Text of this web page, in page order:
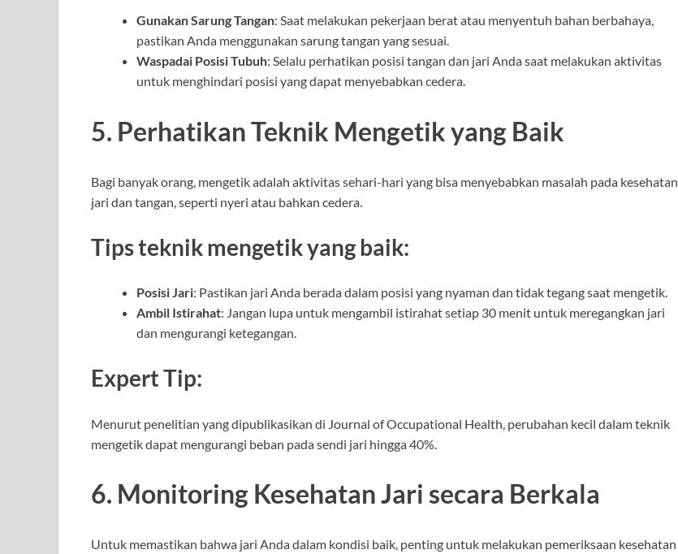
Gunakan Sarung Tangan: Saat melakukan pekerjaan berat atau menyentuh bahan berbahaya,
pastikan Anda menggunakan sarung tangan yang sesuai.
Waspadai Posisi Tubuh: Selalu perhatikan posisi tangan dan jari Anda saat melakukan aktivitas
untuk menghindari posisi yang dapat menyebabkan cedera.
5. Perhatikan Teknik Mengetik yang Baik
Bagi banyak orang, mengetik adalah aktivitas sehari-hari yang bisa menyebabkan masalah pada kesehatan
jari dan tangan, seperti nyeri atau bahkan cedera.
Tips teknik mengetik yang baik:
Posisi Jari: Pastikan jari Anda berada dalam posisi yang nyaman dan tidak tegang saat mengetik.
Ambil Istirahat: Jangan lupa untuk mengambil istirahat setiap 30 menit untuk meregangkan jari
dan mengurangi ketegangan.
Expert Tip:
Menurut penelitian yang dipublikasikan di Journal of Occupational Health, perubahan kecil dalam teknik
mengetik dapat mengurangi beban pada sendi jari hingga 40%.
6. Monitoring Kesehatan Jari secara Berkala
Untuk memastikan bahwa jari Anda dalam kondisi baik, penting untuk melakukan pemeriksaan kesehatan